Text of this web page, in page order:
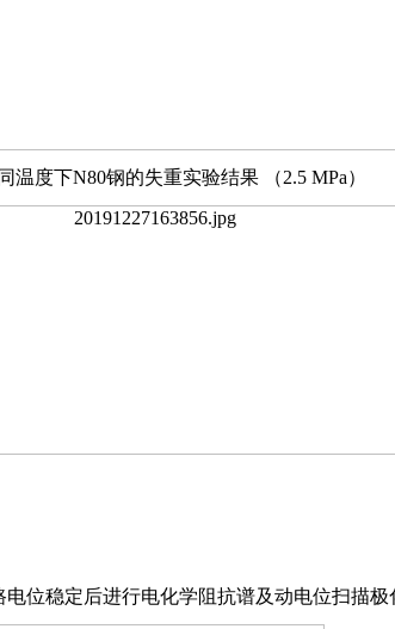
温度下N80钢的失重实验结果 （2.5 MPa）
位稳定后进行电化学阻抗谱及动电位扫描